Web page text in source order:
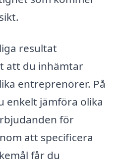
resultat
att du inhämtar
entreprenörer. På
enkelt jämföra olika
för
att specificera
får du